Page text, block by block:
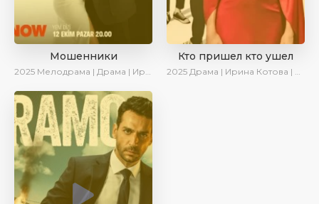
Мошенники
2025 Мелодрама | Драма | Ирина Котова | AlisaDirilis | Новинки | Сериалы 2025
Кто пришел кто ушел
2025 Драма | Ирина Котова | Новинки | Сериалы 2025